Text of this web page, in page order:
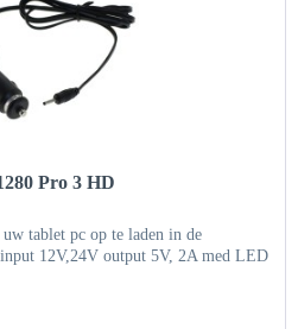
Pro 3 HD
tablet pc op te laden in de
input 12V,24V output 5V, 2A med LED